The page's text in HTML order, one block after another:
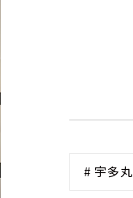
# 宇多丸